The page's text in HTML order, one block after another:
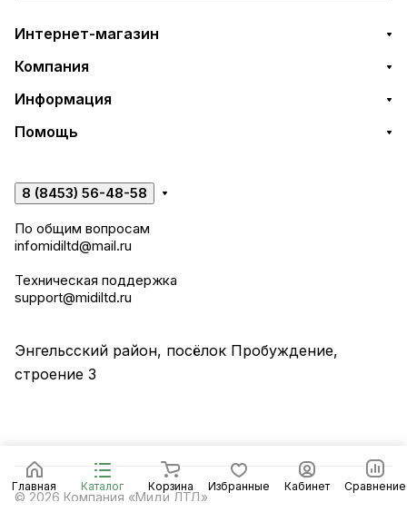
Главная Каталог Корзина Избранные Кабинет Сравнение
Интернет-магазин
Компания
Информация
Помощь
8 (8453) 56-48-58
По общим вопросам
infomidiltd@mail.ru
Техническая поддержка
support@midiltd.ru
Энгельсский район, посёлок Пробуждение,
строение 3
© 2026 Компания «Миди ЛТД»